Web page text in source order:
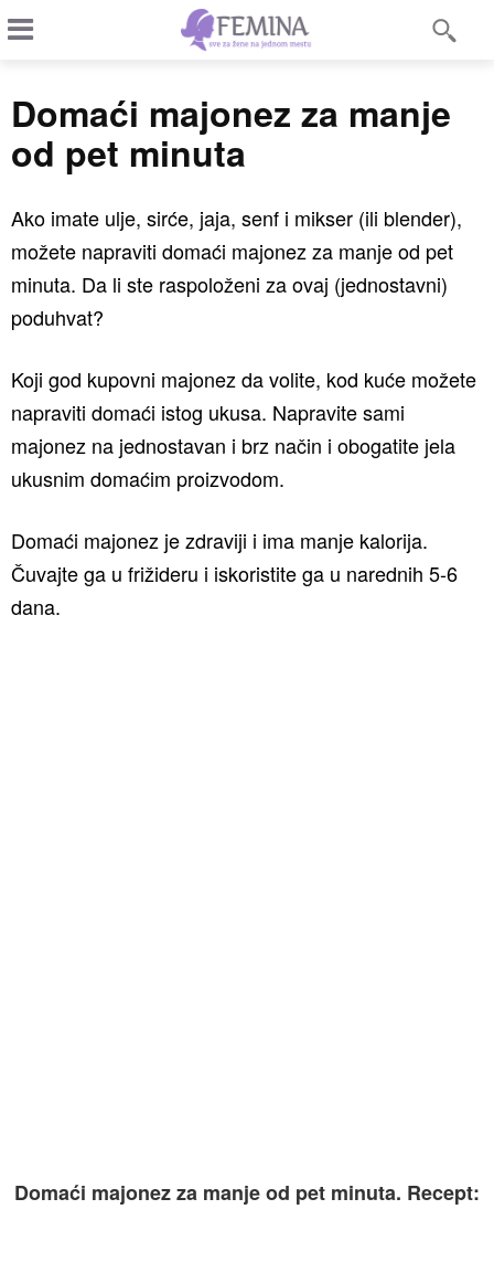
Domaći majonez za manje
od pet minuta
Ako imate ulje, sirće, jaja, senf i mikser (ili blender),
možete napraviti domaći majonez za manje od pet
minuta. Da li ste raspoloženi za ovaj (jednostavni)
poduhvat?
Koji god kupovni majonez da volite, kod kuće možete
napraviti domaći istog ukusa. Napravite sami
majonez na jednostavan i brz način i obogatite jela
ukusnim domaćim proizvodom.
Domaći majonez je zdraviji i ima manje kalorija.
Čuvajte ga u frižideru i iskoristite ga u narednih 5-6
dana.
Domaći majonez za manje od pet minuta. Recept: